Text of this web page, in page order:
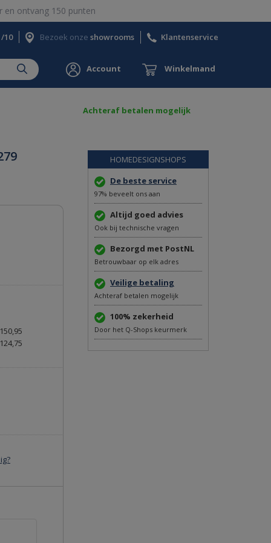
en ontvang 150 punten
10 Bezoek onze showrooms Klantenservice
Account Winkelmand
Achteraf betalen mogelijk
150,95
124,75
HOMEDESIGNSHOPS
De beste service
97% beveelt ons aan
Altijd goed advies
Ook bij technische vragen
Bezorgd met PostNL
Betrouwbaar op elk adres
Veilige betaling
Achteraf betalen mogelijk
100% zekerheid
Door het Q-Shops keurmerk